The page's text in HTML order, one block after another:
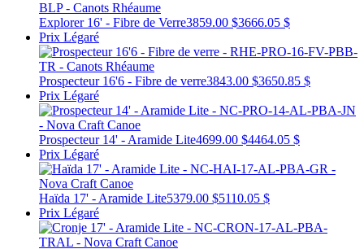
Explorer 16' - Fibre de Verre3859.00 $3666.05 $
Prix Légaré
Prospecteur 16'6 - Fibre de verre3843.00 $3650.85 $
Prix Légaré
Prospecteur 14' - Aramide Lite4699.00 $4464.05 $
Prix Légaré
Haïda 17' - Aramide Lite5379.00 $5110.05 $
Prix Légaré